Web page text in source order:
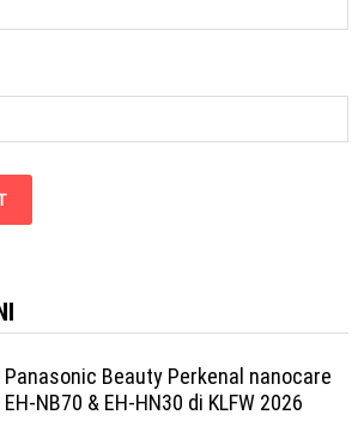
Panasonic Beauty Perkenal nanocare
EH-NB70 & EH-HN30 di KLFW 2026